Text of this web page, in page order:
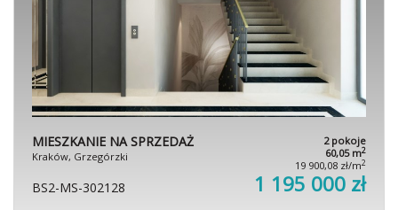
MIESZKANIE NA SPRZEDAŻ
Kraków, Grzegórzki
2 pokoje
60,05 m2
19 900,08 zł/m2
BS2-MS-302128 1 195 000 zł